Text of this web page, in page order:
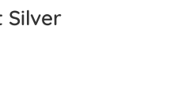
Silver